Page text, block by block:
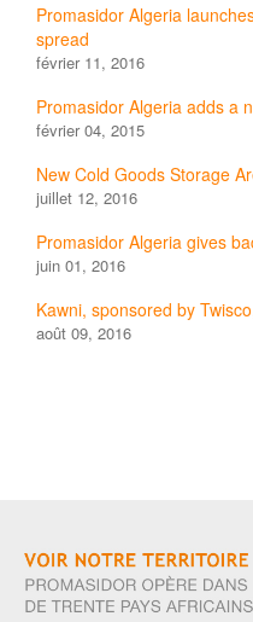
Promasidor Algeria
spread
février 11, 2016
Promasidor Algeria adds a
février 04, 2015
New Cold Goods Storage
juillet 12, 2016
Promasidor Algeria gives
juin 01, 2016
Kawni, sponsored by
août 09, 2016